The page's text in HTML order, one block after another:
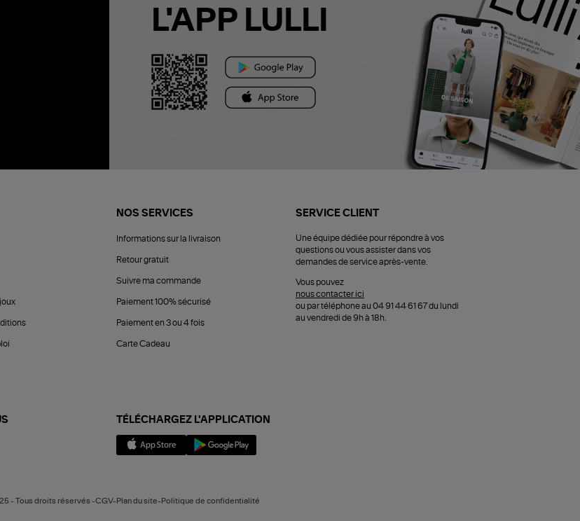
L'APP LULLI
NOS SERVICES
Informations sur la livraison
Retour gratuit
Suivre ma commande
Paiement 100% sécurisé
Paiement en 3 ou 4 fois
Carte Cadeau
SERVICE CLIENT
Une équipe dédiée pour répondre à vos
questions ou vous assister dans vos
demandes de service après-vente.
Vous pouvez
nous contacter ici
ou par téléphone au 04 91 44 61 67 du lundi
au vendredi de 9h à 18h.
TÉLÉCHARGEZ L'APPLICATION
- Tous droits réservés -CGV-Plan du site-Politique de confidentialité